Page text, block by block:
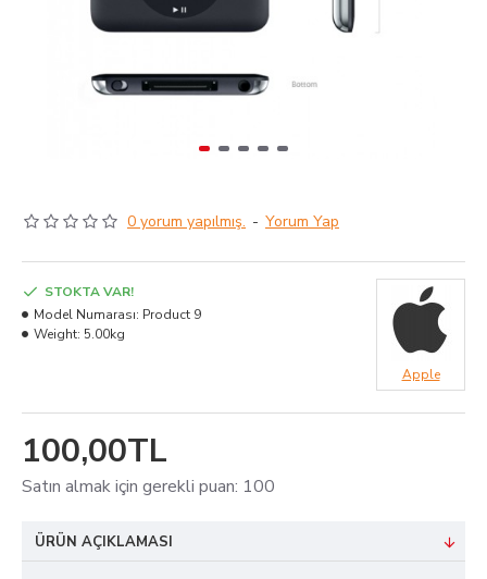
0 yorum yapılmış. - Yorum Yap
100,00TL
Satın almak için gerekli puan: 100
STOKTA VAR!
Model Numarası: Product 9
Weight: 5.00kg
Apple
ÜRÜN AÇIKLAMASI